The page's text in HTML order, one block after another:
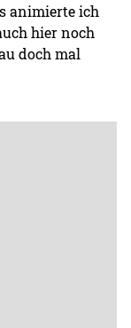
animierte ich
hier noch
doch mal